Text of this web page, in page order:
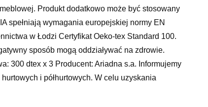
Produkt dodatkowo może być stosowany
spełniają wymagania europejskiej normy EN
w Łodzi Certyfikat Oeko-tex Standard 100.
sposób mogą oddziaływać na zdrowie.
300 dtex x 3 Producent: Ariadna s.a. Informujemy
i półhurtowych. W celu uzyskania